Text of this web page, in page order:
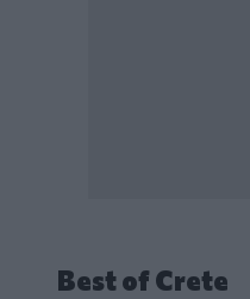
Best of Crete